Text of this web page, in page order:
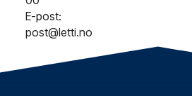
E-post:
post@letti.no